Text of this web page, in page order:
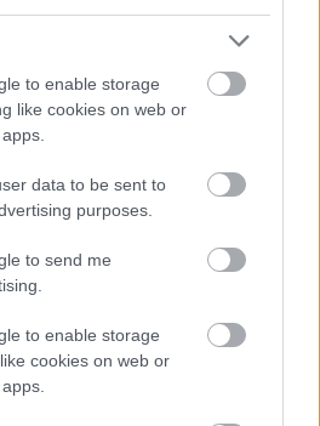
to enable storage
like cookies on web or
data to be sent to
purposes.
to send me
to enable storage
cookies on web or